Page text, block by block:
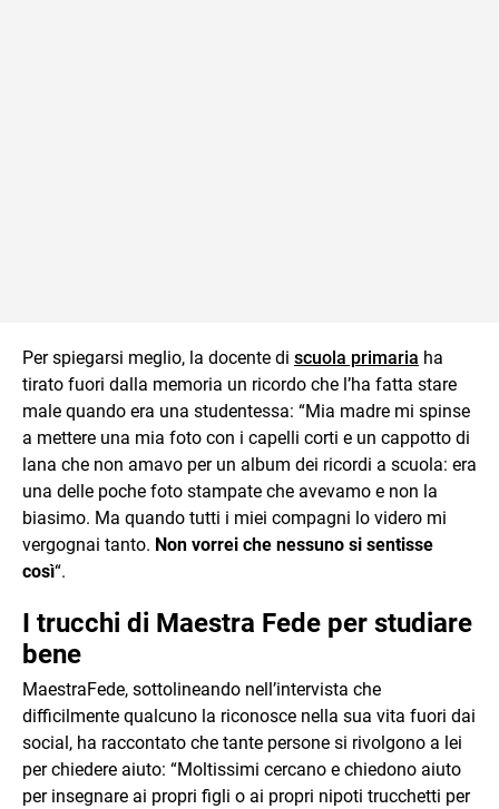
Per spiegarsi meglio, la docente di scuola primaria ha
tirato fuori dalla memoria un ricordo che l’ha fatta stare
male quando era una studentessa: “Mia madre mi spinse
a mettere una mia foto con i capelli corti e un cappotto di
lana che non amavo per un album dei ricordi a scuola: era
una delle poche foto stampate che avevamo e non la
biasimo. Ma quando tutti i miei compagni lo videro mi
vergognai tanto. Non vorrei che nessuno si sentisse
così“.
I trucchi di Maestra Fede per studiare
bene
MaestraFede, sottolineando nell’intervista che
difficilmente qualcuno la riconosce nella sua vita fuori dai
social, ha raccontato che tante persone si rivolgono a lei
per chiedere aiuto: “Moltissimi cercano e chiedono aiuto
per insegnare ai propri figli o ai propri nipoti trucchetti per